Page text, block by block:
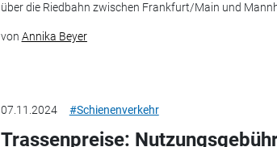
über die Riedbahn zwischen Frankfurt/Main und
von Annika Beyer
07.11.2024 #Schienenverkehr
Trassenpreise: